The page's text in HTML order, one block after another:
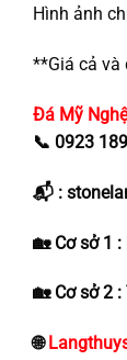
Hình ảnh
**Giá cả và
Đá Mỹ Nghệ
📞 0923
📬 :
🏡 Cơ sở 1
🏡 Cơ sở 2
🌐